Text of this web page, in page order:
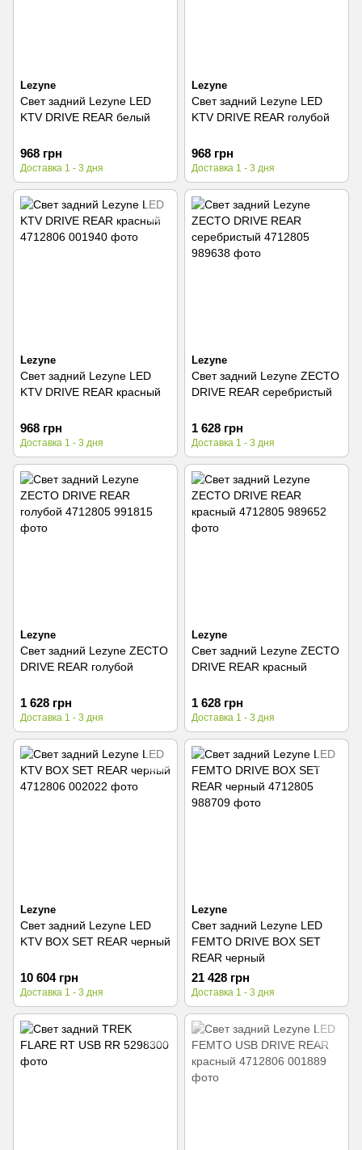
Lezyne
Свет задний Lezyne LED
KTV DRIVE REAR белый
968 грн
Доставка 1 - 3 дня
Lezyne
Свет задний Lezyne LED
KTV DRIVE REAR голубой
968 грн
Доставка 1 - 3 дня
Lezyne
Свет задний Lezyne LED
KTV DRIVE REAR красный
968 грн
Доставка 1 - 3 дня
Lezyne
Свет задний Lezyne ZECTO
DRIVE REAR серебристый
1 628 грн
Доставка 1 - 3 дня
Lezyne
Свет задний Lezyne ZECTO
DRIVE REAR голубой
1 628 грн
Доставка 1 - 3 дня
Lezyne
Свет задний Lezyne ZECTO
DRIVE REAR красный
1 628 грн
Доставка 1 - 3 дня
Lezyne
Свет задний Lezyne LED
KTV BOX SET REAR черный
10 604 грн
Доставка 1 - 3 дня
Lezyne
Свет задний Lezyne LED
FEMTO DRIVE BOX SET
REAR черный
21 428 грн
Доставка 1 - 3 дня